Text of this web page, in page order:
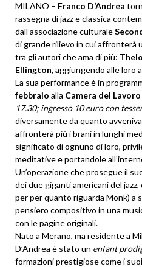
MILANO – Franco D’Andrea
rassegna di jazz e classica
dall’associazione culturale
di grande rilievo in cui affronterà
tra gli autori che ama di più:
Ellington, aggiungendo alle loro
La sua performance è in
febbraio alla Camera del Lavoro
17.30; ingresso 10 euro con
diversamente da quanto
affronterà più i brani in lunghi
significato di ognuno di loro,
meditative e portandole
Un’operazione che prosegue il
dei due giganti americani del
per per quanto riguarda Monk) a
pensiero compositivo in una
con le pagine originali.
Nato a Merano, ma residente a
D’Andrea è stato un enfant
formazioni prestigiose come i